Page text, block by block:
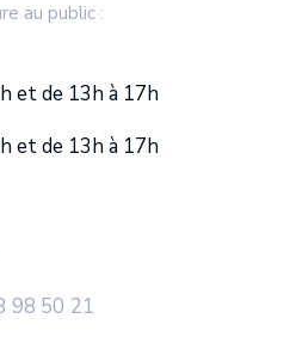
au public :
et de 13h à 17h
et de 13h à 17h
98 50 21